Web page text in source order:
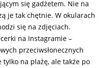
się gadżetem. Nie na
je tak chętnie. W okularach
się na zdjęciach.
na Instagramie –
przeciwsłonecznych
tylko na plażę, ale także po